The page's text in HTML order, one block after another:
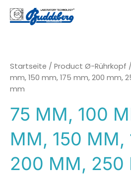
Zum
Inhalt
springen
Startseite / Product Ø-Rührkopf /
mm, 150 mm, 175 mm, 200 mm,
mm
75 MM, 100
MM, 150 MM,
200 MM, 250